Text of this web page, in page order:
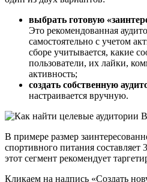
выбрать готовую
Это рекомендованная
самостоятельно с учетом
сборе учитывается, какие
пользователи, их лайки,
активность;
создать собственную
настраивается вручную.
В примере размер
спортивного питания
этот сегмент рекомендует
Кликаем на надпись «Создать